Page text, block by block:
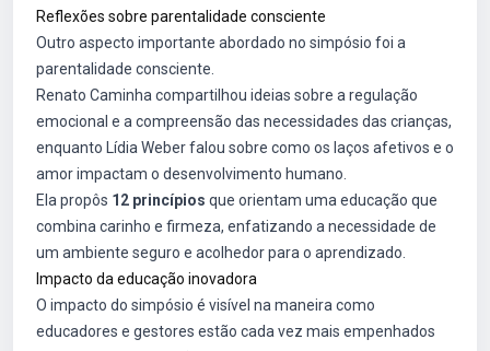
Reflexões sobre parentalidade consciente
Outro aspecto importante abordado no simpósio foi a
parentalidade consciente.
Renato Caminha compartilhou ideias sobre a regulação
emocional e a compreensão das necessidades das crianças,
enquanto Lídia Weber falou sobre como os laços afetivos e o
amor impactam o desenvolvimento humano.
Ela propôs 12 princípios que orientam uma educação que
combina carinho e firmeza, enfatizando a necessidade de
um ambiente seguro e acolhedor para o aprendizado.
Impacto da educação inovadora
O impacto do simpósio é visível na maneira como
educadores e gestores estão cada vez mais empenhados